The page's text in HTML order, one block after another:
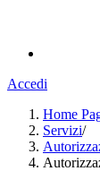
Accedi
Home
Servizi/